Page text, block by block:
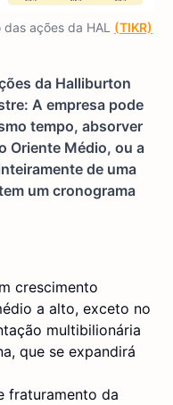
ações da HAL (TIKR)
da Halliburton
A empresa pode
tempo, absorver
Oriente Médio, ou a
de uma
um cronograma
crescimento
a alto, exceto no
multibilionária
que se expandirá
fraturamento da